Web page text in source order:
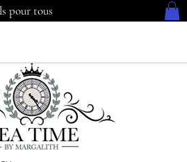
pour tous